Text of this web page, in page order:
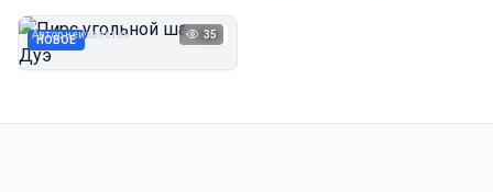
НОВОЕ 1923
Автор неизвестен 35